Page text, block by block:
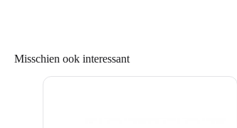
Misschien ook interessant